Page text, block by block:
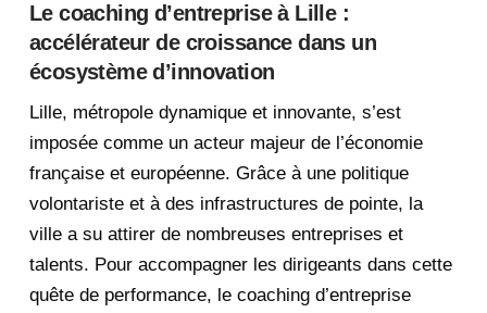
Le coaching d’entreprise à Lille :
accélérateur de croissance dans un
écosystème d’innovation
Lille, métropole dynamique et innovante, s’est
imposée comme un acteur majeur de l’économie
française et européenne. Grâce à une politique
volontariste et à des infrastructures de pointe, la
ville a su attirer de nombreuses entreprises et
talents. Pour accompagner les dirigeants dans cette
quête de performance, le coaching d’entreprise